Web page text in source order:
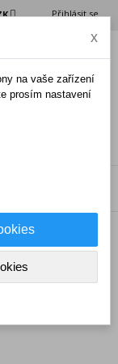
Přihlásit se
x
na vaše zařízení
prosím nastavení